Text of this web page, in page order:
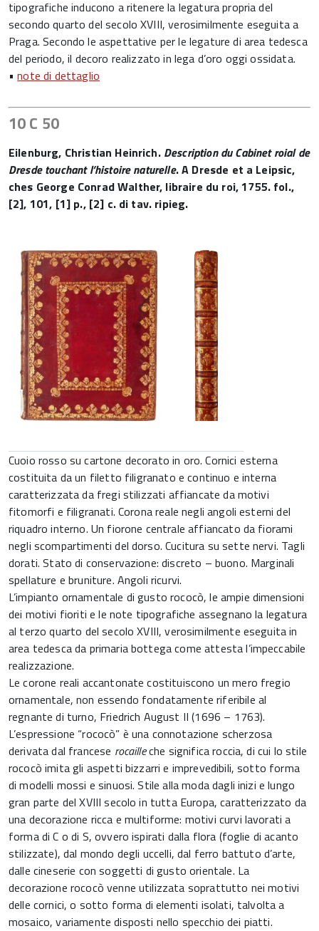
tipografiche inducono a ritenere la legatura propria del
secondo quarto del secolo XVIII, verosimilmente eseguita a
Praga. Secondo le aspettative per le legature di area tedesca
del periodo, il decoro realizzato in lega d’oro oggi ossidata.
•note di dettaglio
10 C 50
Eilenburg, Christian Heinrich. Description du Cabinet roial de
Dresde touchant l’histoire naturelle. A Dresde et a Leipsic,
ches George Conrad Walther, libraire du roi, 1755. fol.,
[2], 101, [1] p., [2] c. di tav. ripieg.
Cuoio rosso su cartone decorato in oro. Cornici esterna
costituita da un filetto filigranato e continuo e interna
caratterizzata da fregi stilizzati affiancate da motivi
fitomorfi e filigranati. Corona reale negli angoli esterni del
riquadro interno. Un fiorone centrale affiancato da fiorami
negli scompartimenti del dorso. Cucitura su sette nervi. Tagli
dorati. Stato di conservazione: discreto – buono. Marginali
spellature e bruniture. Angoli ricurvi.
L’impianto ornamentale di gusto rococò, le ampie dimensioni
dei motivi fioriti e le note tipografiche assegnano la legatura
al terzo quarto del secolo XVIII, verosimilmente eseguita in
area tedesca da primaria bottega come attesta l’impeccabile
realizzazione.
Le corone reali accantonate costituiscono un mero fregio
ornamentale, non essendo fondatamente riferibile al
regnante di turno, Friedrich August II (1696 – 1763).
L’espressione “rococò” è una connotazione scherzosa
derivata dal francese rocailleche significa roccia, di cui lo stile
rococò imita gli aspetti bizzarri e imprevedibili, sotto forma
di modelli mossi e sinuosi. Stile alla moda dagli inizi e lungo
gran parte del XVIII secolo in tutta Europa, caratterizzato da
una decorazione ricca e multiforme: motivi curvi lavorati a
forma di C o di S, ovvero ispirati dalla flora (foglie di acanto
stilizzate), dal mondo degli uccelli, dal ferro battuto d’arte,
dalle cineserie con soggetti di gusto orientale. La
decorazione rococò venne utilizzata soprattutto nei motivi
delle cornici, o sotto forma di elementi isolati, talvolta a
mosaico, variamente disposti nello specchio dei piatti.